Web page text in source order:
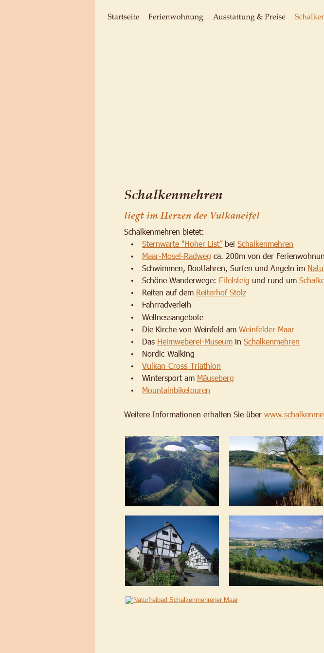
Schalkenmehren
liegt im Herzen der Vulkaneifel
Schalkenmehren bietet:
• Sternwarte "Hoher List” bei Schalkenmehren
• Maar-Mosel-Radweg ca. 200m von der
• Schwimmen, Bootfahren, Surfen und Angeln im
• Schöne Wanderwege: Eifelsteig und rund um
• Reiten auf dem Reiterhof Stolz
• Fahrradverleih
• Wellnessangebote
• Die Kirche von Weinfeld am Weinfelder Maar
• Das Heimweberei-Museum in Schalkenmehren
• Nordic-Walking
• Vulkan-Cross-Triathlon
• Wintersport am Mäuseberg
• Mountainbiketouren
Weitere Informationen erhalten Sie über